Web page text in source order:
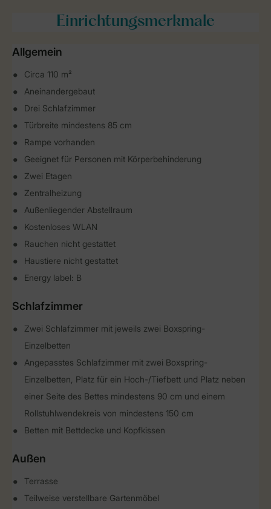
Einrichtungsmerkmale
Allgemein
Circa 110 m²
Aneinandergebaut
Drei Schlafzimmer
Türbreite mindestens 85 cm
Rampe vorhanden
Geeignet für Personen mit Körperbehinderung
Zwei Etagen
Zentralheizung
Außenliegender Abstellraum
Kostenloses WLAN
Rauchen nicht gestattet
Haustiere nicht gestattet
Energy label: B
Schlafzimmer
Zwei Schlafzimmer mit jeweils zwei Boxspring-
Einzelbetten
Angepasstes Schlafzimmer mit zwei Boxspring-
Einzelbetten, Platz für ein Hoch-/Tiefbett und Platz neben
einer Seite des Bettes mindestens 90 cm und einem
Rollstuhlwendekreis von mindestens 150 cm
Betten mit Bettdecke und Kopfkissen
Außen
Terrasse
Teilweise verstellbare Gartenmöbel